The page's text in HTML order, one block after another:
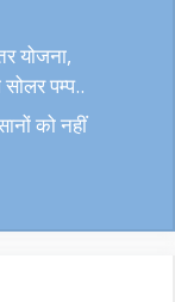
योजना,
पम्प..
को नहीं